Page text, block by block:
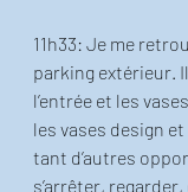
11h33: Je me
parking extérieur.
l’entrée et les
les vases design
tant d’autres
s’arrêter,